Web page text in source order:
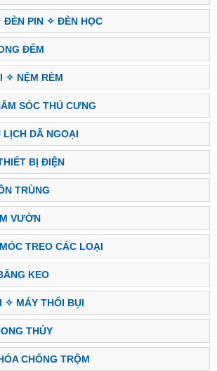
ĐÈN PIN ✧ ĐÈN HỌC
ĐẾM
✧ NỆM RÈM
SÓC THÚ CƯNG
LỊCH DÃ NGOẠI
BỊ ĐIỆN
TRÙNG
VƯỜN
TREO CÁC LOẠI
KEO
✧ MÁY THỔI BỤI
THỦY
CHỐNG TRỘM